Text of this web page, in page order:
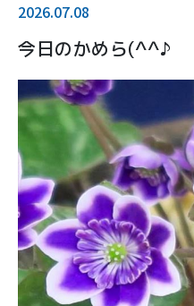
2026.07.08
今日のかめら(^^♪